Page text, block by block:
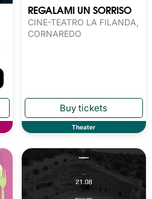
REGALAMI UN SORRISO
CINE-TEATRO LA FILANDA,
CORNAREDO
Theater